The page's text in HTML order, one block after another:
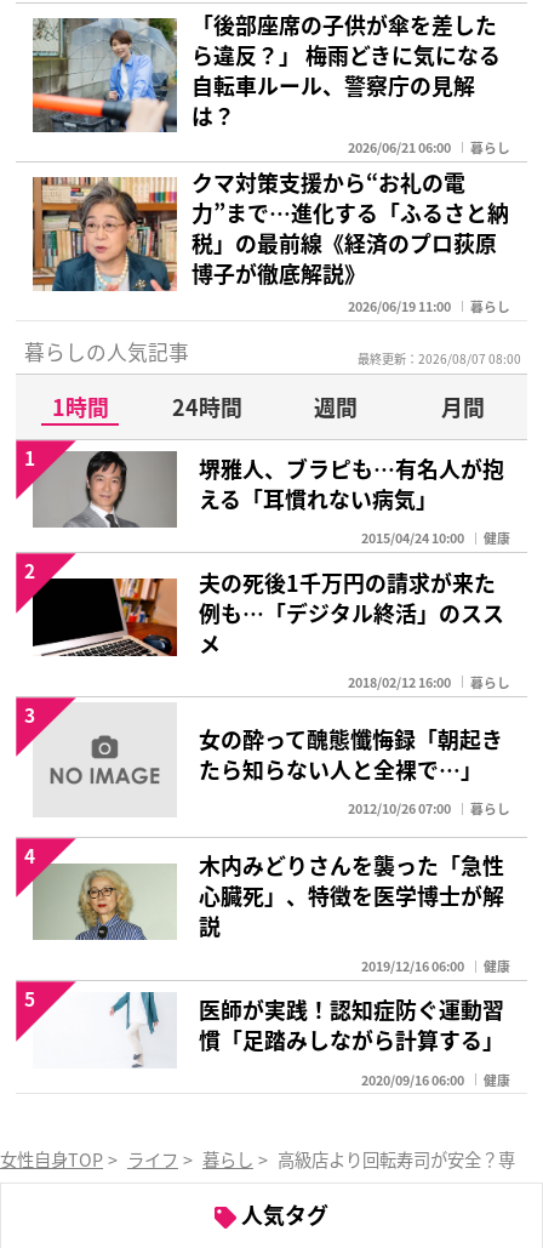
「後部座席の子供が傘を差した
ら違反？」 梅雨どきに気になる
自転車ルール、警察庁の見解
は？
2026/06/21 06:00 暮らし
クマ対策支援から“お礼の電
力”まで…進化する「ふるさと納
税」の最前線《経済のプロ荻原
博子が徹底解説》
2026/06/19 11:00 暮らし
暮らしの人気記事 最終更新：2026/08/07 08:00
1時間 24時間 週間
月間
堺雅人、ブラピも…有名人が抱
える「耳慣れない病気」
2015/04/24 10:00 健康
1
夫の死後1千万円の請求が来た
例も…「デジタル終活」のスス
メ
2018/02/12 16:00 暮らし
2
女の酔って醜態懺悔録「朝起き
たら知らない人と全裸で…」
2012/10/26 07:00 暮らし
3
木内みどりさんを襲った「急性
心臓死」、特徴を医学博士が解
説
2019/12/16 06:00 健康
4
医師が実践！認知症防ぐ運動習
慣「足踏みしながら計算する」
2020/09/16 06:00 健康
5
女性自身TOP > ライフ > 暮らし > 高級店より回転寿司が安全？専門
人気タグ